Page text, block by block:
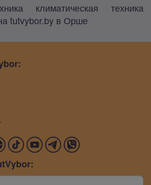
климатическая техника
tutvybor.by в Орше